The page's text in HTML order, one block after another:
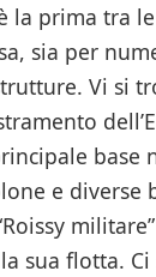
la prima tra
sia per
Vi si
base
e diverse
sua flotta.